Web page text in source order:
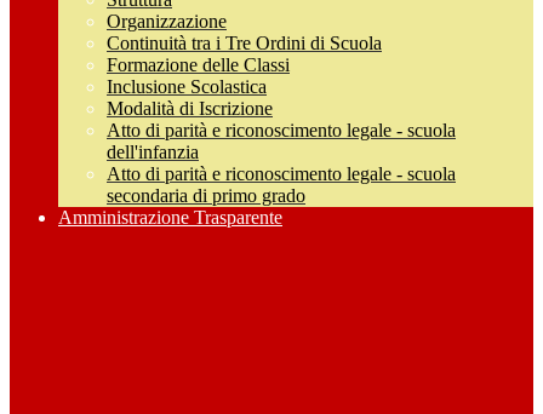
Organizzazione
Continuità tra i Tre Ordini di Scuola
Formazione delle Classi
Inclusione Scolastica
Modalità di Iscrizione
Atto di parità e riconoscimento legale - scuola
dell'infanzia
Atto di parità e riconoscimento legale - scuola
secondaria di primo grado
Amministrazione Trasparente